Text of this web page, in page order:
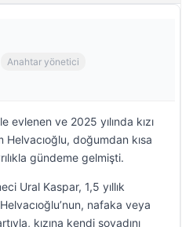
Anahtar yönetici
evlenen ve 2025 yılında kızı
Helvacıoğlu, doğumdan kısa
gündeme gelmişti.
Ural Kaspar, 1,5 yıllık
nafaka veya
kızına kendi soyadını